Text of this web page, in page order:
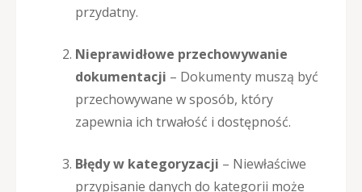
przydatny.
Nieprawidłowe przechowywanie
dokumentacji – Dokumenty muszą być
przechowywane w sposób, który
zapewnia ich trwałość i dostępność.
Błędy w kategoryzacji – Niewłaściwe
przypisanie danych do kategorii może